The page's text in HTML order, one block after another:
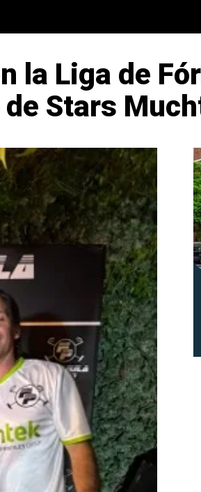
la Liga de
Stars